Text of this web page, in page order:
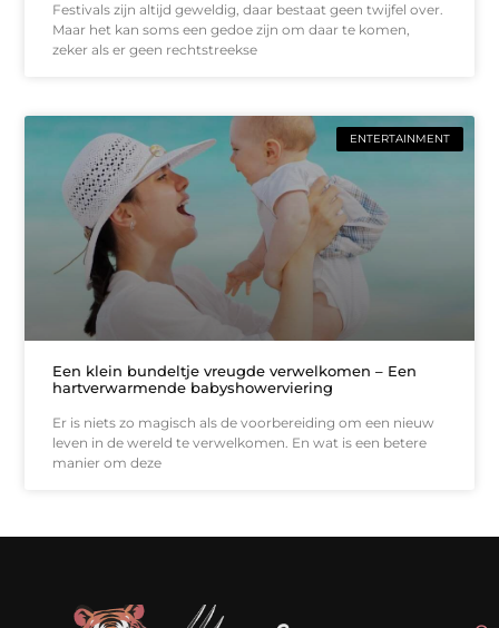
Festivals zijn altijd geweldig, daar bestaat geen twijfel over.
Maar het kan soms een gedoe zijn om daar te komen,
zeker als er geen rechtstreekse
ENTERTAINMENT
Een klein bundeltje vreugde verwelkomen – Een
hartverwarmende babyshowerviering
Er is niets zo magisch als de voorbereiding om een nieuw
leven in de wereld te verwelkomen. En wat is een betere
manier om deze